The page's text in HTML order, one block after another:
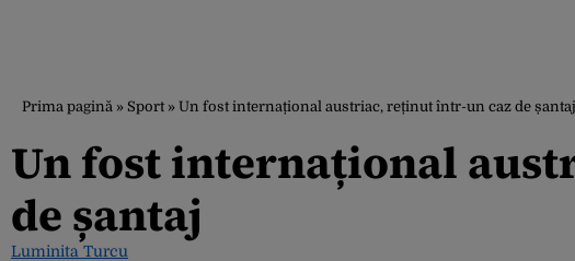
Prima pagină » Sport» Un fost internațional austriac, reținut într-un caz de șantaj
Un fost internațional
de șantaj
Luminita Turcu